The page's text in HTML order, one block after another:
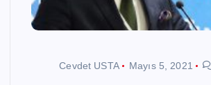
Cevdet USTA Mayıs 5, 2021